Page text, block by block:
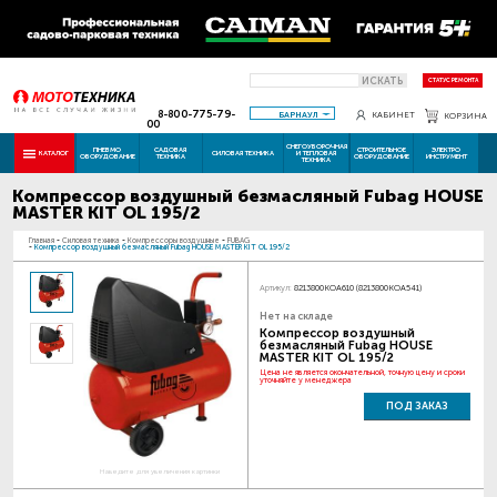
ИСКАТЬ СТАТУС РЕМОНТА
8-800-775-79-
00
БАРНАУЛ КАБИНЕТ КОРЗИНА
КАТАЛОГ ПНЕВМО
ОБОРУДОВАНИЕ
САДОВАЯ
ТЕХНИКА СИЛОВАЯ ТЕХНИКА
СНЕГОУБОРОЧНАЯ
И ТЕПЛОВАЯ
ТЕХНИКА
СТРОИТЕЛЬНОЕ
ОБОРУДОВАНИЕ
ЭЛЕКТРО
ИНСТРУМЕНТ
Компрессор воздушный безмасляный Fubag HOUSE
MASTER KIT OL 195/2
Главная - Силовая техника - Компрессоры воздушные - FUBAG
- Компрессор воздушный безмасляный Fubag HOUSE MASTER KIT OL 195/2
Наведите для увеличения картинки
Артикул: 8213800KOA610 (8213800KOA541)
Нет на складе
Компрессор воздушный
безмасляный Fubag HOUSE
MASTER KIT OL 195/2
Цена не является окончательной, точную цену и сроки
уточняйте у менеджера
ПОД ЗАКАЗ